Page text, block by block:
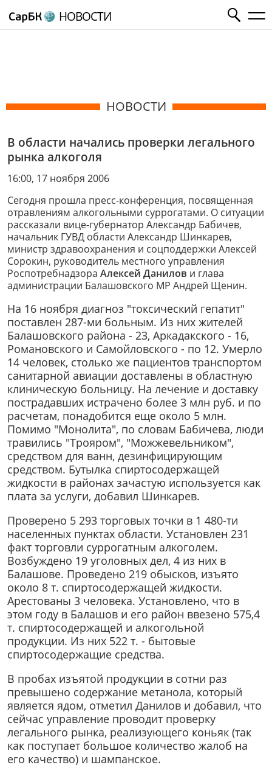
НОВОСТИ
НОВОСТИ
В области начались проверки легального
рынка алкоголя
16:00, 17 ноября 2006
Сегодня прошла пресс-конференция, посвященная
отравлениям алкогольными суррогатами. О ситуации
рассказали вице-губернатор Александр Бабичев,
начальник ГУВД области Александр Шинкарев,
министр здравоохранения и соцподдержки Алексей
Сорокин, руководитель местного управления
Роспотребнадзора Алексей Данилов и глава
администрации Балашовского МР Андрей Щенин.
На 16 ноября диагноз "токсический гепатит"
поставлен 287-ми больным. Из них жителей
Балашовского района - 23, Аркадакского - 16,
Романовского и Самойловского - по 12. Умерло
14 человек, столько же пациентов транспортом
санитарной авиации доставлены в областную
клиническую больницу. На лечение и доставку
пострадавших истрачено более 3 млн руб. и по
расчетам, понадобится еще около 5 млн.
Помимо "Монолита", по словам Бабичева, люди
травились "Трояром", "Можжевельником",
средством для ванн, дезинфицирующим
средством. Бутылка спиртосодержащей
жидкости в районах зачастую используется как
плата за услуги, добавил Шинкарев.
Проверено 5 293 торговых точки в 1 480-ти
населенных пунктах области. Установлен 231
факт торговли суррогатным алкоголем.
Возбуждено 19 уголовных дел, 4 из них в
Балашове. Проведено 219 обысков, изъято
около 8 т. спиртосодержащей жидкости.
Арестованы 3 человека. Установлено, что в
этом году в Балашов и его район ввезено 575,4
т. спиртосодержащей и алкогольной
продукции. Из них 522 т. - бытовые
спиртосодержащие средства.
В пробах изъятой продукции в сотни раз
превышено содержание метанола, который
является ядом, отметил Данилов и добавил, что
сейчас управление проводит проверку
легального рынка, реализующего коньяк (так
как поступает большое количество жалоб на
его качество) и шампанское.